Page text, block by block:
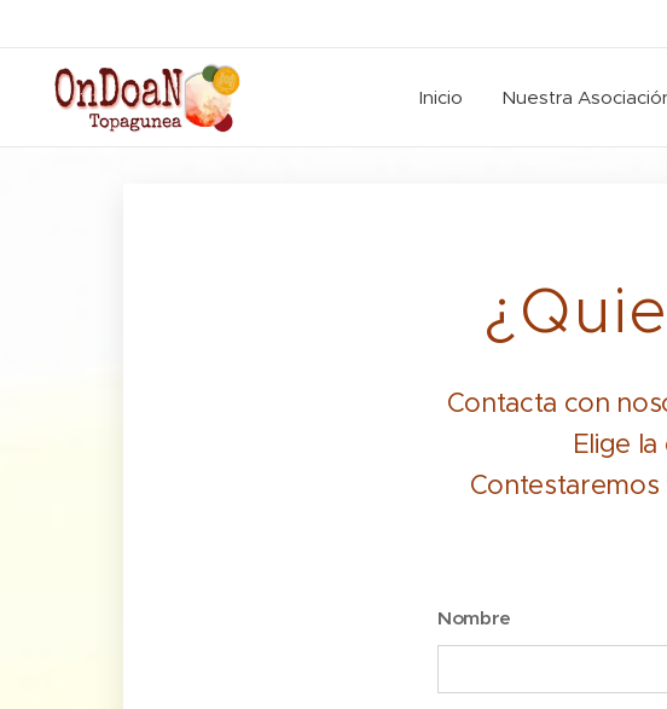
Inicio Nuestra
Contacta con
Elige
Nombre